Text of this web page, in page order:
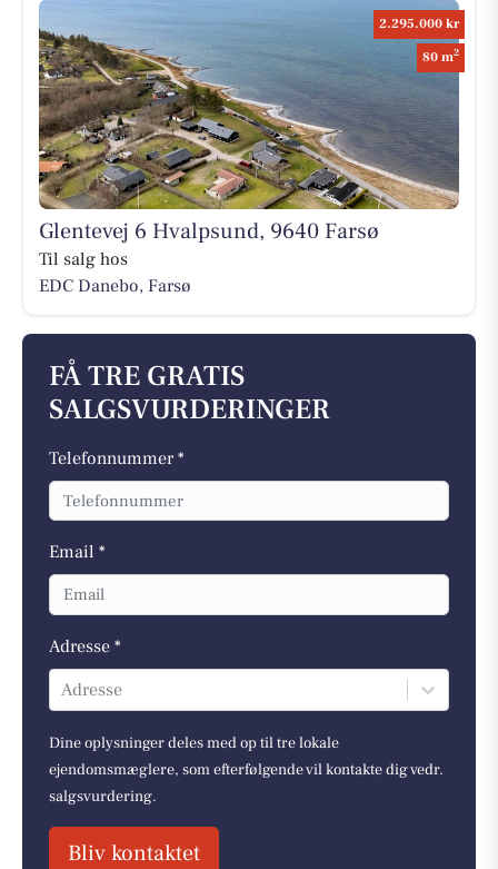
2.295.000 kr
80 m2
Glentevej 6 Hvalpsund, 9640 Farsø
Til salg hos
EDC Danebo, Farsø
FÅ TRE GRATIS
SALGSVURDERINGER
Telefonnummer *
Email *
Adresse *
Adresse
Dine oplysninger deles med op til tre lokale
ejendomsmæglere, som efterfølgende vil kontakte dig vedr.
salgsvurdering.
Bliv kontaktet